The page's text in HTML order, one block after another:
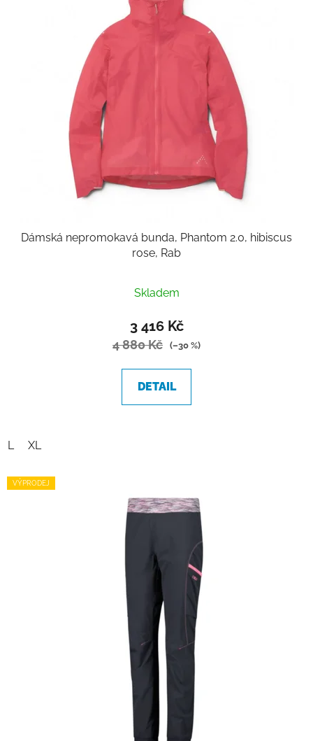
Dámská nepromokavá bunda, Phantom 2.0, hibiscus
rose, Rab
Skladem
3 416 Kč
4 880 Kč (–30 %)
DETAIL
L XL
VÝPRODEJ